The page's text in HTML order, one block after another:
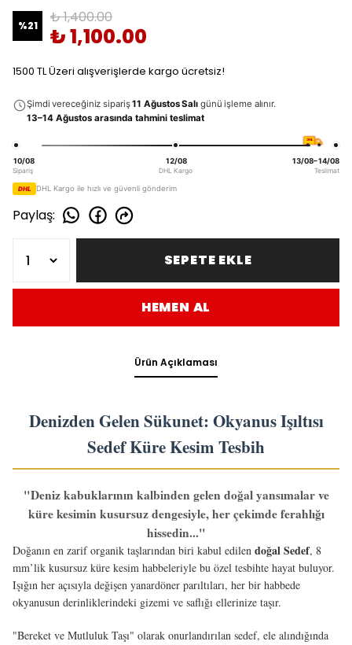
%21 ₺ 1,400.00
₺ 1,100.00
1500 TL Üzeri alışverişlerde kargo ücretsiz!
Şimdi vereceğiniz sipariş11 Ağustos Salıgünü işleme alınır.
13–14 Ağustos arasında tahmini teslimat
10/08
Sipariş
12/08
DHL Kargo
13/08–14/08
Teslimat
DHL DHL Kargo ile hızlı ve güvenli gönderim
Paylaş:
SEPETE EKLE
HEMEN AL
Ürün Açıklaması
Denizden Gelen Sükunet: Okyanus Işıltısı
Sedef Küre Kesim Tesbih
"Deniz kabuklarının kalbinden gelen doğal yansımalar ve
küre kesimin kusursuz dengesiyle, her çekimde ferahlığı
hissedin..."
Doğanın en zarif organik taşlarından biri kabul edilen doğal Sedef, 8
mm’lik kusursuz küre kesim habbeleriyle bu özel tesbihte hayat buluyor.
Işığın her açısıyla değişen yanardöner parıltıları, her bir habbede
okyanusun derinliklerindeki gizemi ve saflığı ellerinize taşır.
"Bereket ve Mutluluk Taşı" olarak onurlandırılan sedef, ele alındığında